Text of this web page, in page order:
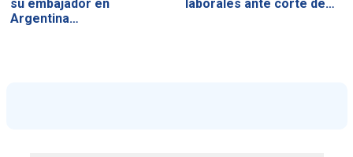
su embajador en
Argentina…
laborales ante corte de…